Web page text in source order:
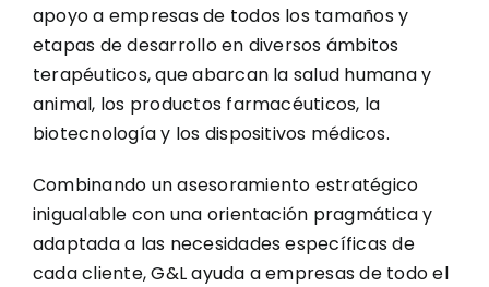
apoyo a empresas de todos los tamaños y
etapas de desarrollo en diversos ámbitos
terapéuticos, que abarcan la salud humana y
animal, los productos farmacéuticos, la
biotecnología y los dispositivos médicos.
Combinando un asesoramiento estratégico
inigualable con una orientación pragmática y
adaptada a las necesidades específicas de
cada cliente, G&L ayuda a empresas de todo el